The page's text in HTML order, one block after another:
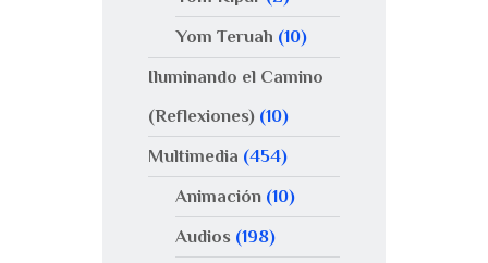
Yom Teruah (10)
Iluminando el Camino
(Reflexiones) (10)
Multimedia (454)
Animación(10)
Audios (198)